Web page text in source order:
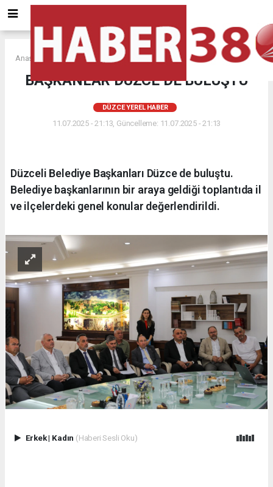
Anasayfa DÜZCE YEREL HABER
BAŞKANLAR DÜZCE DE BULUŞTU
DÜZCE YEREL HABER
11.07.2025 - 21:13, Güncelleme: 11.07.2025 - 21:13
Düzceli Belediye Başkanları Düzce de buluştu.
Belediye başkanlarının bir araya geldiği toplantıda il
ve ilçelerdeki genel konular değerlendirildi.
Erkek| Kadın (Haberi Sesli Oku)